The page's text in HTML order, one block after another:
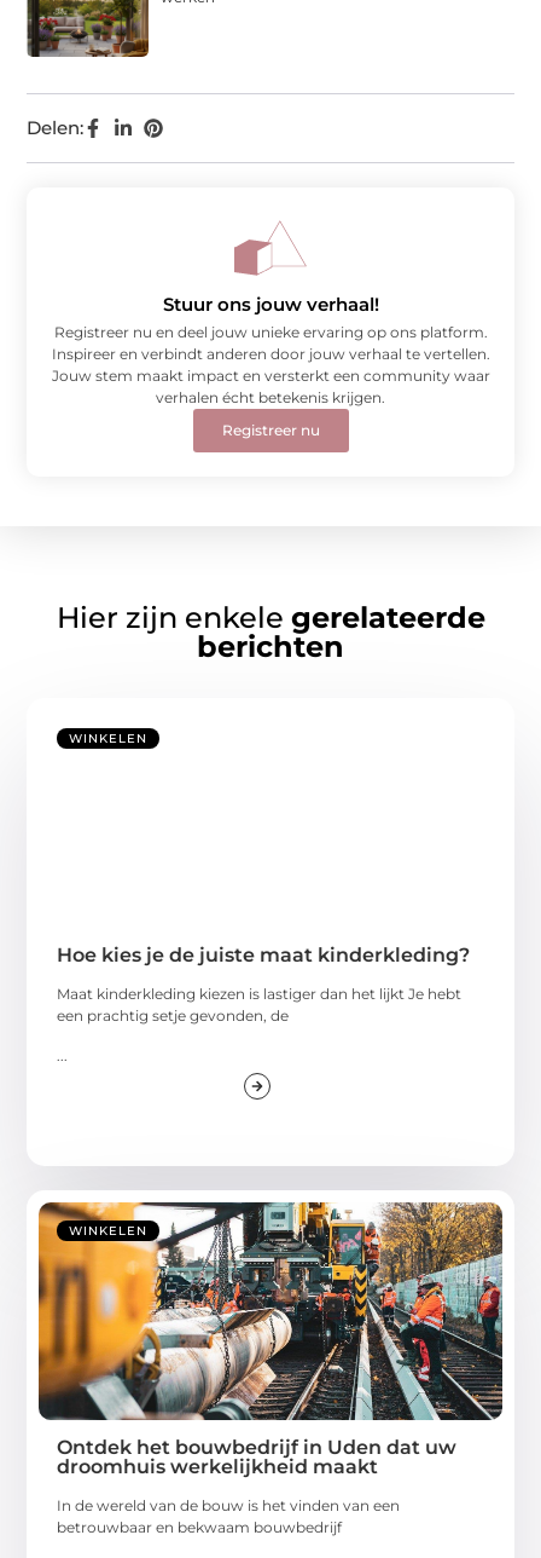
Delen:
Stuur ons jouw verhaal!
Registreer nu en deel jouw unieke ervaring op ons platform.
Inspireer en verbindt anderen door jouw verhaal te vertellen.
Jouw stem maakt impact en versterkt een community waar
verhalen écht betekenis krijgen.
Registreer nu
Hier zijn enkele gerelateerde
berichten
WINKELEN
Hoe kies je de juiste maat kinderkleding?
Maat kinderkleding kiezen is lastiger dan het lijkt Je hebt
een prachtig setje gevonden, de
WINKELEN
Ontdek het bouwbedrijf in Uden dat uw
droomhuis werkelijkheid maakt
In de wereld van de bouw is het vinden van een
betrouwbaar en bekwaam bouwbedrijf